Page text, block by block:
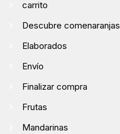
carrito
Descubre comenaranjas
Elaborados
Envío
Finalizar compra
Frutas
Mandarinas